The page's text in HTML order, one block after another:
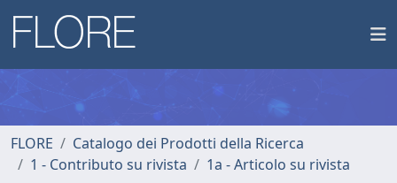
FLORE
Catalogo dei Prodotti della Ricerca
1 - Contributo su rivista
1a - Articolo su rivista